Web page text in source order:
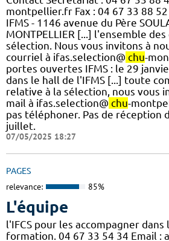
montpellier.fr Fax : 04 67 33 88
IFMS - 1146 avenue du Père
MONTPELLIER [...] l'ensemble
sélection. Nous vous invitons à
courriel à ifas.selection@ chu-
portes ouvertes IFMS : le 29
dans le hall de l'IFMS [...] toute
relative à la sélection, nous vous
mail à ifas.selection@ chu-
pas téléphoner. Pas de réception
juillet.
07/05/2025 18:27
PAGES
relevance: 85%
L'équipe
l'IFCS pour les accompagner
formation. 04 67 33 54 34 Email :